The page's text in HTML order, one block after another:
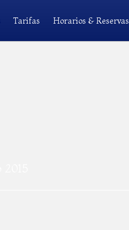
Tarifas Horarios & Reservas